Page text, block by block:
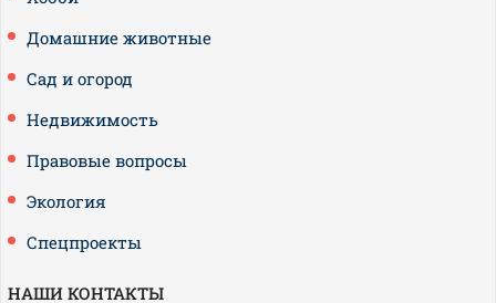
Домашние животные
Сад и огород
Недвижимость
Правовые вопросы
Экология
Спецпроекты
НАШИ КОНТАКТЫ